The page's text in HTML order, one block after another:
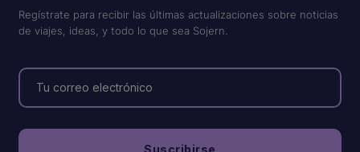
Regístrate para recibir las últimas actualizaciones sobre noticias
de viajes, ideas, y todo lo que sea Sojern.